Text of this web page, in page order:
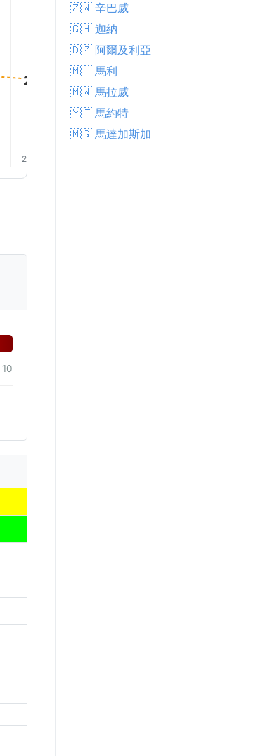
27.0°
2.0 km/h
26.0°
10
🇿🇼 辛巴威
🇬🇭 迦納
🇩🇿 阿爾及利亞
🇲🇱 馬利
🇲🇼 馬拉威
🇾🇹 馬約特
🇲🇬 馬達加斯加